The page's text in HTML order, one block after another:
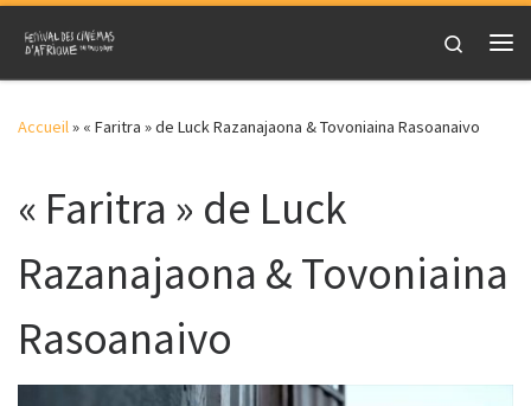
Skip to content
Search
Accueil» « Faritra » de Luck Razanajaona & Tovoniaina Rasoanaivo
« Faritra » de Luck
Razanajaona & Tovoniaina
Rasoanaivo